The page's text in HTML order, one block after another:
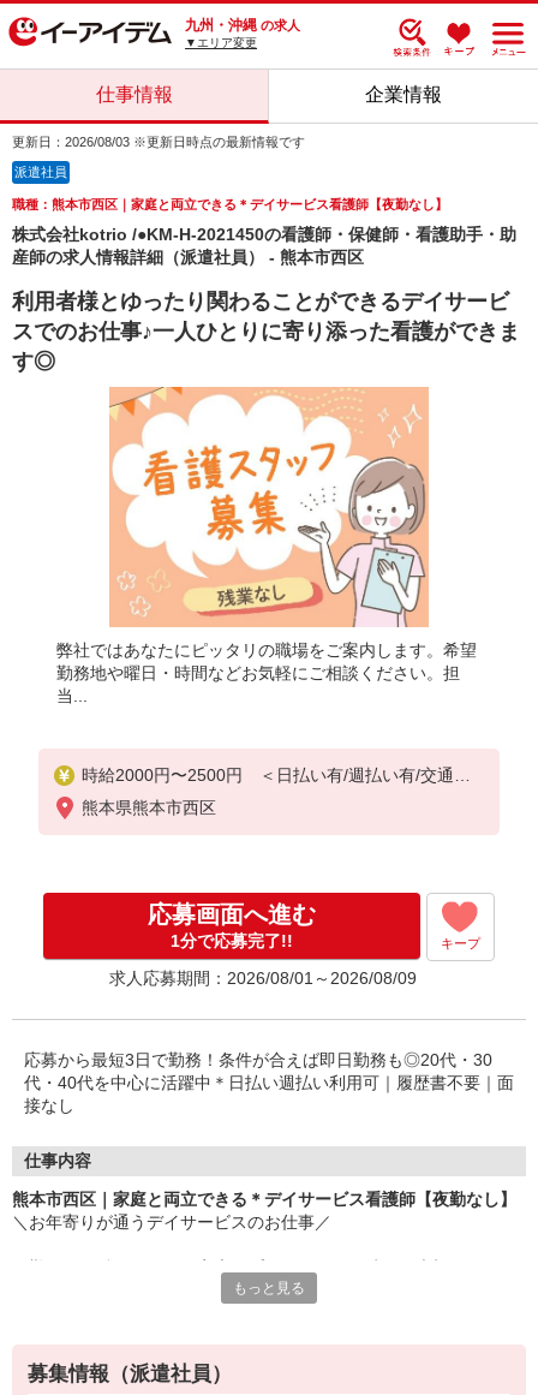
九州・沖縄 の求人
▼エリア変更
仕事情報 企業情報
更新日：2026/08/03 ※更新日時点の最新情報です
派遣社員
職種：熊本市西区｜家庭と両立できる＊デイサービス看護師【夜勤なし】
株式会社kotrio /●KM-H-2021450の看護師・保健師・看護助手・助
産師の求人情報詳細（派遣社員） - 熊本市西区
利用者様とゆったり関わることができるデイサービ
スでのお仕事♪一人ひとりに寄り添った看護ができま
す◎
弊社ではあなたにピッタリの職場をご案内します。希望
勤務地や曜日・時間などお気軽にご相談ください。担
当...
時給2000円〜2500円 ＜日払い有/週払い有/交通費
全支給(ガソリン代含む)＞
熊本県熊本市西区
応募画面へ進む
1分で応募完了!! キープ
求人応募期間：2026/08/01～2026/08/09
応募から最短3日で勤務！条件が合えば即日勤務も◎20代・30
代・40代を中心に活躍中＊日払い週払い利用可｜履歴書不要｜面
接なし
仕事内容
熊本市西区｜家庭と両立できる＊デイサービス看護師【夜勤なし】
＼お年寄りが通うデイサービスのお仕事／
ら自分のペースで働ける環境です◎
・バイタルチェック
・健康相談
もっと見る
募集情報（派遣社員）